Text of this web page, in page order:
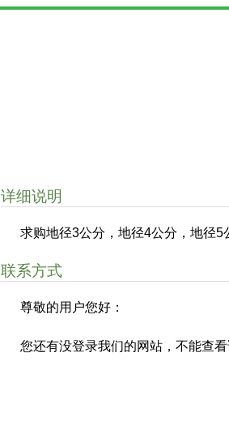
详细说明
求购地径3公分，地径4公分，地径
联系方式
尊敬的用户您好：
您还有没登录我们的网站，不能查